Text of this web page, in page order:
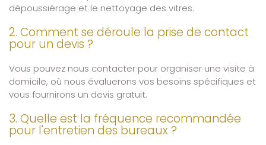
dépoussiérage et le nettoyage des vitres.
2. Comment se déroule la prise de contact
pour un devis ?
Vous pouvez nous contacter pour organiser une visite à
domicile, où nous évaluerons vos besoins spécifiques et
vous fournirons un devis gratuit.
3. Quelle est la fréquence recommandée
pour l'entretien des bureaux ?